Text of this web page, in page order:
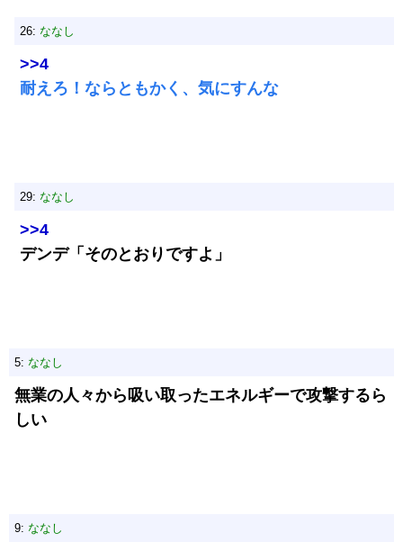
26: ななし
>>4
耐えろ！ならともかく、気にすんな
29: ななし
>>4
デンデ「そのとおりですよ」
5: ななし
無業の人々から吸い取ったエネルギーで攻撃するら
しい
9: ななし